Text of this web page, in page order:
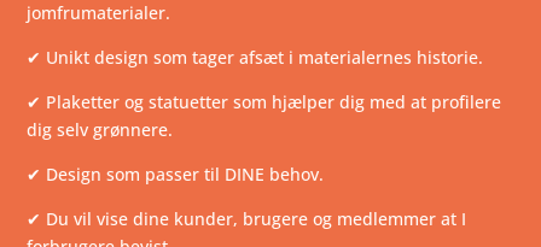
jomfrumaterialer.
✔ Unikt design som tager afsæt i materialernes historie.
✔ Plaketter og statuetter som hjælper dig med at profilere
dig selv grønnere.
✔ Design som passer til DINE behov.
✔ Du vil vise dine kunder, brugere og medlemmer at I